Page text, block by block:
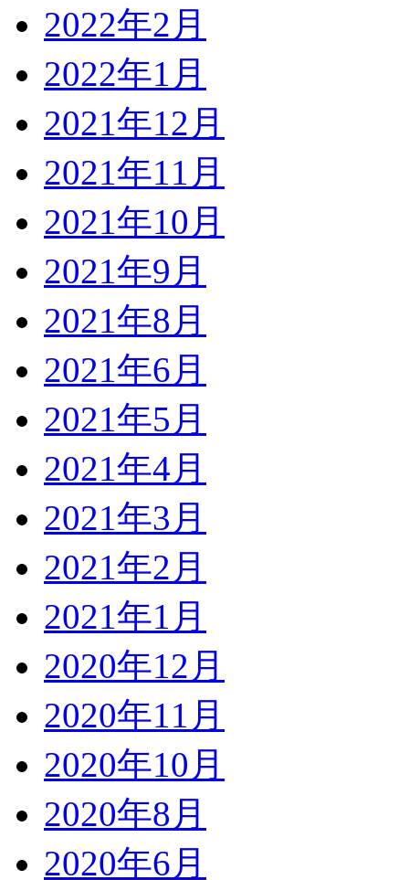
2022年2月
2022年1月
2021年12月
2021年11月
2021年10月
2021年9月
2021年8月
2021年6月
2021年5月
2021年4月
2021年3月
2021年2月
2021年1月
2020年12月
2020年11月
2020年10月
2020年8月
2020年6月